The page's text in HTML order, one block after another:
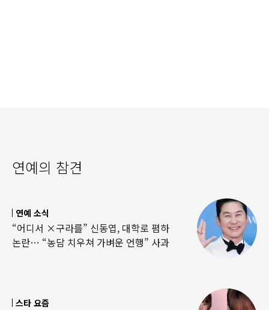
연예의 참견
연예 소식
“어디서 ×구라를” 신동엽, 대학로 폄하
논란… “농담 치우쳐 가벼운 언행” 사과
스타 요즘